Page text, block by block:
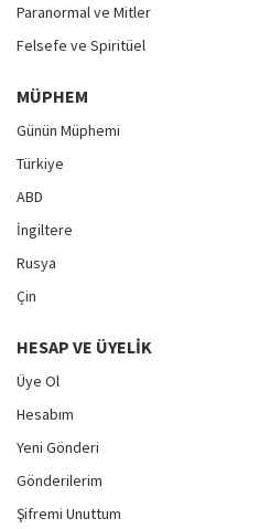
Paranormal ve Mitler
Felsefe ve Spiritüel
MÜPHEM
Günün Müphemi
Türkiye
ABD
İngiltere
Rusya
Çin
HESAP VE ÜYELIK
Üye Ol
Hesabım
Yeni Gönderi
Gönderilerim
Şifremi Unuttum